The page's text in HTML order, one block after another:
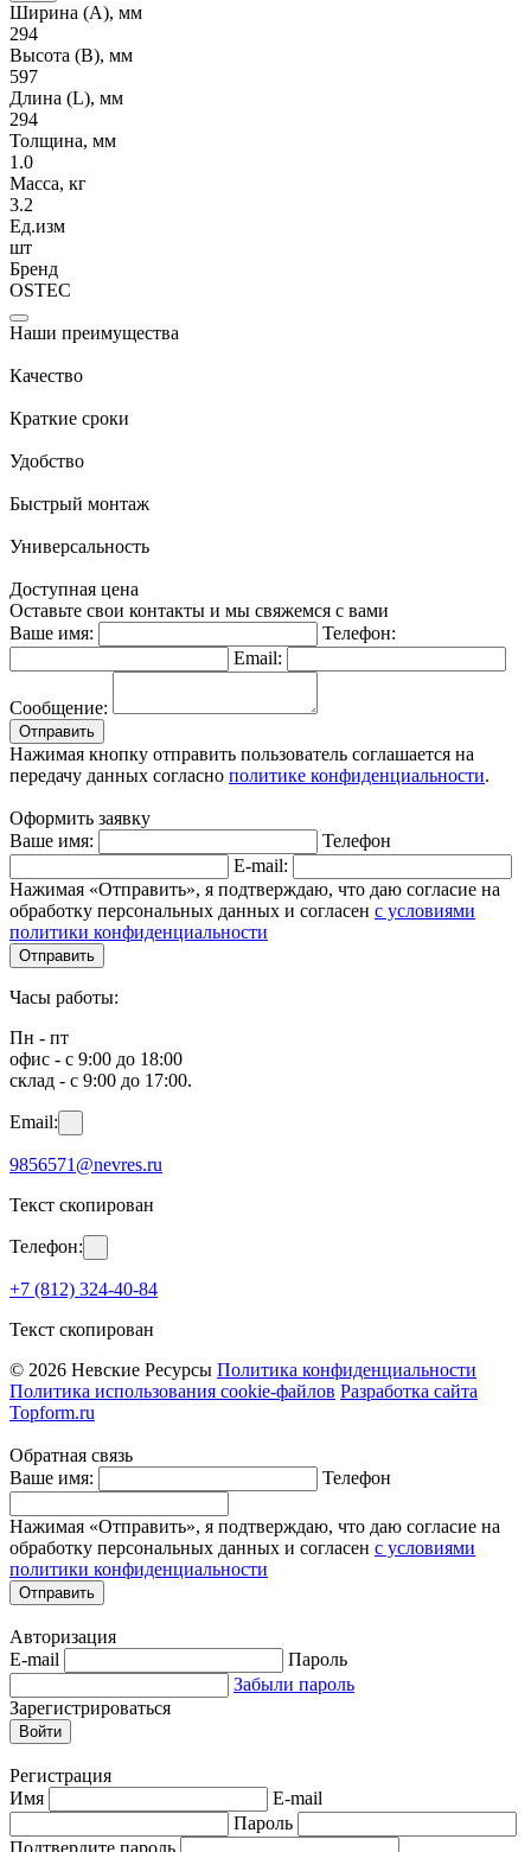
Ширина (А), мм
294
Высота (В), мм
597
Длина (L), мм
294
Толщина, мм
1.0
Масса, кг
3.2
Ед.изм
шт
Бренд
OSTEC
Наши преимущества
Качество
Краткие сроки
Удобство
Быстрый монтаж
Универсальность
Доступная цена
Оставьте свои контакты и мы свяжемся с вами
Ваше имя:
Телефон:
Email:
Сообщение:
Отправить
Нажимая кнопку отправить пользователь соглашается на
передачу данных согласно политике конфиденциальности.
Оформить заявку
Ваше имя:
Телефон
E-mail:
Нажимая «Отправить», я подтверждаю, что даю согласие на
обработку персональных данных и согласен с условиями
политики конфиденциальности
Отправить
Часы работы:
Пн - пт
офис - с 9:00 до 18:00
склад - с 9:00 до 17:00.
Email:
9856571@nevres.ru
Текст скопирован
Телефон:
+7 (812) 324-40-84
Текст скопирован
© 2026 Невские Ресурсы Политика конфиденциальности
Политика использования cookie-файлов Разработка сайта
Topform.ru
Обратная связь
Ваше имя:
Телефон
Нажимая «Отправить», я подтверждаю, что даю согласие на
обработку персональных данных и согласен с условиями
политики конфиденциальности
Отправить
Авторизация
E-mail
Пароль
Забыли пароль
Зарегистрироваться
Войти
Регистрация
Имя
E-mail
Пароль
Подтвердите пароль